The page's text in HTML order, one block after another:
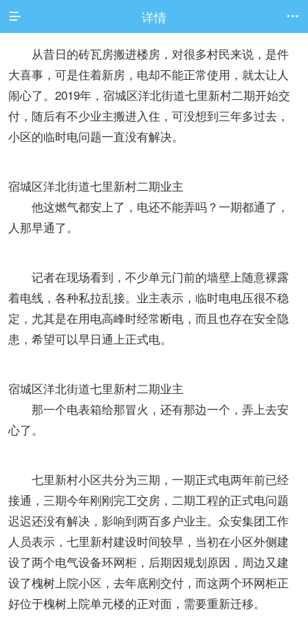
 详情 
从昔日的砖瓦房搬进楼房，对很多村民来说，是件
大喜事，可是住着新房，电却不能正常使用，就太让人
闹心了。2019年，宿城区洋北街道七里新村二期开始交
付，随后有不少业主搬进入住，可没想到三年多过去，
小区的临时电问题一直没有解决。
宿城区洋北街道七里新村二期业主
他这燃气都安上了，电还不能弄吗？一期都通了，
人那早通了。
记者在现场看到，不少单元门前的墙壁上随意裸露
着电线，各种私拉乱接。业主表示，临时电电压很不稳
定，尤其是在用电高峰时经常断电，而且也存在安全隐
患，希望可以早日通上正式电。
宿城区洋北街道七里新村二期业主
那一个电表箱给那冒火，还有那边一个，弄上去安
心了。
七里新村小区共分为三期，一期正式电两年前已经
接通，三期今年刚刚完工交房，二期工程的正式电问题
迟迟还没有解决，影响到两百多户业主。众安集团工作
人员表示，七里新村建设时间较早，当初在小区外侧建
设了两个电气设备环网柜，后期因规划原因，周边又建
设了槐树上院小区，去年底刚交付，而这两个环网柜正
好位于槐树上院单元楼的正对面，需要重新迁移。